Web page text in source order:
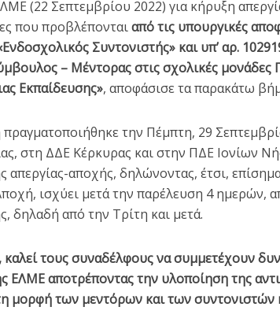
(22 Σεπτεμβρίου 2022) για κήρυξη
που προβλέπονταιαπό τις υπουργικές
Συντονιστής» και υπ’ αρ.
– Μέντορας στις σχολικές
Εκπαίδευσης», αποφάσισε τα παρακάτω
την Πέμπτη, 29
στη ΔΔΕ Κέρκυρας και στην ΠΔΕ Ιονίων
απεργίας-αποχής, δηλώνοντας, έτσι,
ισχύει μετά την παρέλευση 4 ημερών,
δηλαδή από την Τρίτη και μετά.
καλεί τους συναδέλφους να συμμετέχουν
ΕΛΜΕ αποτρέποντας την υλοποίηση της
μορφή των μεντόρων και των συντονιστών
ΤΗ ΛΕΥΤΕΡΙΑ –
Συγκέντρωση...
3 min read